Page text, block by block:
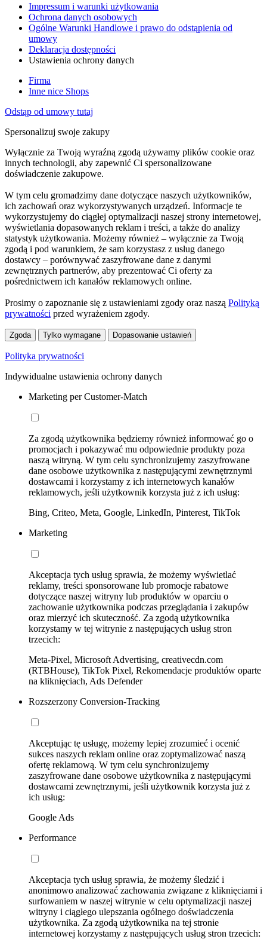
Impressum i warunki użytkowania
Ochrona danych osobowych
Ogólne Warunki Handlowe i prawo do odstąpienia od
umowy
Deklaracja dostępności
Ustawienia ochrony danych
Firma
Inne nice Shops
Odstąp od umowy tutaj
Spersonalizuj swoje zakupy
Wyłącznie za Twoją wyraźną zgodą używamy plików cookie oraz
innych technologii, aby zapewnić Ci spersonalizowane
doświadczenie zakupowe.
W tym celu gromadzimy dane dotyczące naszych użytkowników,
ich zachowań oraz wykorzystywanych urządzeń. Informacje te
wykorzystujemy do ciągłej optymalizacji naszej strony internetowej,
wyświetlania dopasowanych reklam i treści, a także do analizy
statystyk użytkowania. Możemy również – wyłącznie za Twoją
zgodą i pod warunkiem, że sam korzystasz z usług danego
dostawcy – porównywać zaszyfrowane dane z danymi
zewnętrznych partnerów, aby prezentować Ci oferty za
pośrednictwem ich kanałów reklamowych online.
Prosimy o zapoznanie się z ustawieniami zgody oraz naszą Polityką
prywatności przed wyrażeniem zgody.
Zgoda Tylko wymagane Dopasowanie ustawień
Polityka prywatności
Indywidualne ustawienia ochrony danych
Marketing per Customer-Match
Za zgodą użytkownika będziemy również informować go o
promocjach i pokazywać mu odpowiednie produkty poza
naszą witryną. W tym celu synchronizujemy zaszyfrowane
dane osobowe użytkownika z następującymi zewnętrznymi
dostawcami i korzystamy z ich internetowych kanałów
reklamowych, jeśli użytkownik korzysta już z ich usług:
Bing, Criteo, Meta, Google, LinkedIn, Pinterest, TikTok
Marketing
Akceptacja tych usług sprawia, że możemy wyświetlać
reklamy, treści sponsorowane lub promocje rabatowe
dotyczące naszej witryny lub produktów w oparciu o
zachowanie użytkownika podczas przeglądania i zakupów
oraz mierzyć ich skuteczność. Za zgodą użytkownika
korzystamy w tej witrynie z następujących usług stron
trzecich:
Meta-Pixel, Microsoft Advertising, creativecdn.com
(RTBHouse), TikTok Pixel, Rekomendacje produktów oparte
na kliknięciach, Ads Defender
Rozszerzony Conversion-Tracking
Akceptując tę usługę, możemy lepiej zrozumieć i ocenić
sukces naszych reklam online oraz zoptymalizować naszą
ofertę reklamową. W tym celu synchronizujemy
zaszyfrowane dane osobowe użytkownika z następującymi
dostawcami zewnętrznymi, jeśli użytkownik korzysta już z
ich usług:
Google Ads
Performance
Akceptacja tych usług sprawia, że możemy śledzić i
anonimowo analizować zachowania związane z kliknięciami i
surfowaniem w naszej witrynie w celu optymalizacji naszej
witryny i ciągłego ulepszania ogólnego doświadczenia
użytkownika. Za zgodą użytkownika na tej stronie
internetowej korzystamy z następujących usług stron trzecich: